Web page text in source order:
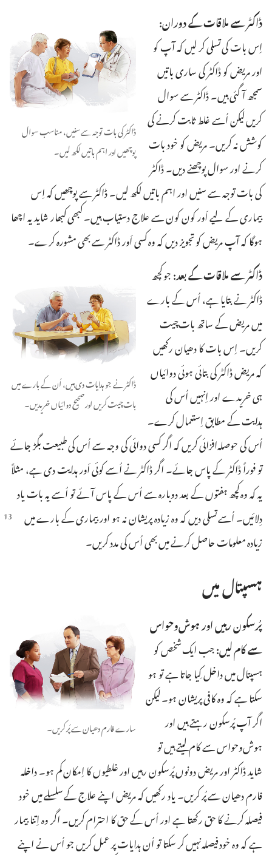
ڈاکٹر کی بات توجہ سے سنیں، مناسب سوال
پوچھیں اور اہم باتیں لکھ لیں۔‏
ڈاکٹر سے ملاقات کے دوران:‏
اِس بات کی تسلی کر لیں کہ آپ کو
اور مریض کو ڈاکٹر کی ساری باتیں
سمجھ آ گئی ہیں۔ ڈاکٹر سے سوال
کریں لیکن اُسے غلط ثابت کرنے کی
کوشش نہ کریں۔ مریض کو خود بات
کرنے اور سوال پوچھنے دیں۔ ڈاکٹر
کی بات توجہ سے سنیں اور اہم باتیں لکھ لیں۔ ڈاکٹر سے پوچھیں کہ اِس
بیماری کے لیے اَور کون کون سے علاج دستیاب ہیں۔ کبھی کبھار شاید یہ اچھا
ہوگا کہ آپ مریض کو تجویز دیں کہ وہ کسی اَور ڈاکٹر سے بھی مشورہ کرے۔‏
ڈاکٹر نے جو ہدایات دی ہیں، اُن کے بارے میں
بات‌چیت کریں اور صحیح دوائیاں خریدیں۔‏
ڈاکٹر سے ملاقات کے بعد:‏جو کچھ
ڈاکٹر نے بتایا ہے، اُس کے بارے
میں مریض کے ساتھ بات‌چیت
کریں۔ اِس بات کا دھیان رکھیں
کہ مریض ڈاکٹر کی بتائی ہوئی دوائیاں
ہی خریدے اور اِنہیں اُس کی
ہدایت کے مطابق اِستعمال کرے۔
اُس کی حوصلہ‌افزائی کریں کہ اگر کسی دوائی کی وجہ سے اُس کی طبیعت بگڑ جائے
تو فوراً ڈاکٹر کے پاس جائے۔ اگر ڈاکٹر نے اُسے کوئی اَور ہدایت دی ہے، مثلاً
یہ کہ وہ کچھ ہفتوں کے بعد دوبارہ سے اُس کے پاس آئے تو اُسے یہ بات یاد
دِلائیں۔ اُسے تسلی دیں کہ وہ زیادہپریشان نہ ہو اور بیماری کے بارے میں
زیادہ معلومات حاصل کرنے میں بھی اُس کی مدد کریں۔‏
ہسپتال میں
سارے فارم دھیان سے پُر کریں۔‏
پُرسکون رہیں اور ہوش‌وحواس
سے کام لیں:‏جب ایک شخص کو
ہسپتال میں داخل کِیا جاتا ہے تو ہو
سکتا ہے کہ وہ کافی پریشان ہو۔ لیکن
اگر آپ پُرسکون رہتے ہیں اور
ہوش‌وحواس سے کام لیتے ہیں تو
شاید ڈاکٹر اور مریض دونوں پُرسکون رہیں اور غلطیوں کا اِمکان کم ہو۔ داخلہ
فارم دھیان سے پُر کریں۔ یاد رکھیں کہ مریض اپنے علاج کے سلسلے میں خود
فیصلہ کرنے کا حق رکھتا ہے اور اُس کے حق کا احترام کریں۔ اگر وہ اِتنا بیمار
ہے کہ وہ خود فیصلہ نہیں کر سکتا تو اُن ہدایات پر عمل کریں جو اُس نے اپنے